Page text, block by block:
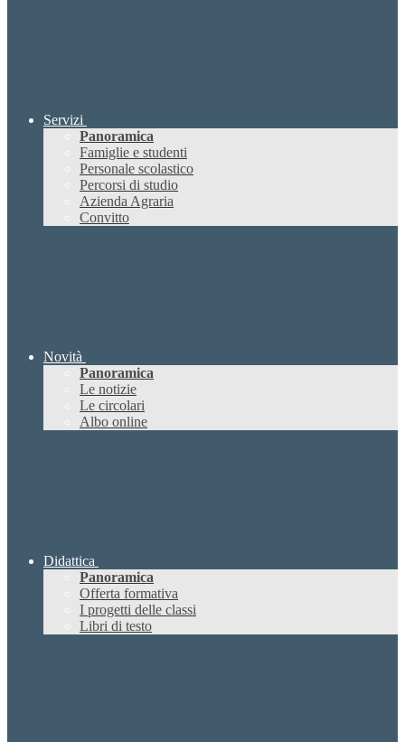
Servizi
Panoramica
Famiglie e studenti
Personale scolastico
Percorsi di studio
Azienda Agraria
Convitto
Novità
Panoramica
Le notizie
Le circolari
Albo online
Didattica
Panoramica
Offerta formativa
I progetti delle classi
Libri di testo